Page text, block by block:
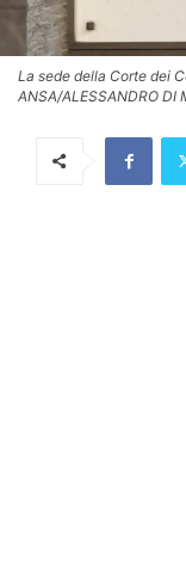
La sede della Corte dei
ANSA/ALESSANDRO DI